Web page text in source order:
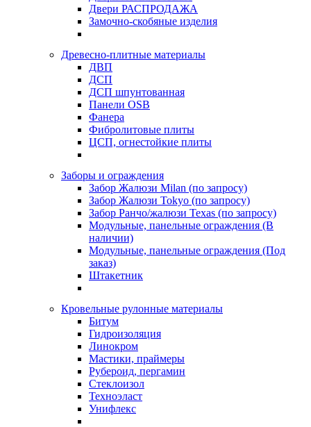
Двери РАСПРОДАЖА
Замочно-скобяные изделия
Древесно-плитные материалы
ДВП
ДСП
ДСП шпунтованная
Панели OSB
Фанера
Фибролитовые плиты
ЦСП, огнестойкие плиты
Заборы и ограждения
Забор Жалюзи Milan (по запросу)
Забор Жалюзи Tokyo (по запросу)
Забор Ранчо/жалюзи Texas (по запросу)
Модульные, панельные ограждения (В
наличии)
Модульные, панельные ограждения (Под
заказ)
Штакетник
Кровельные рулонные материалы
Битум
Гидроизоляция
Линокром
Мастики, праймеры
Рубероид, пергамин
Стеклоизол
Техноэласт
Унифлекс